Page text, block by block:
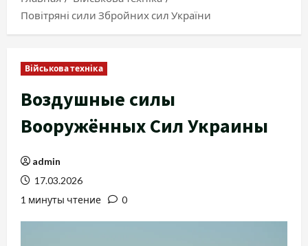
Повітряні сили Збройних сил України
Військова техніка
Воздушные силы
Вооружённых Сил Украины
admin
17.03.2026
1 минуты чтение
0